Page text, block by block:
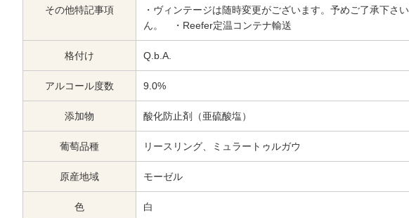
その他特記事項
・ヴィンテージは随時変更がございます。予めご了承下
ん。 ・Reefer定温コンテナ輸送
格付け Q.b.A.
アルコール度数 9.0%
添加物 酸化防止剤（亜硫酸塩）
葡萄品種 リースリング、ミュラートゥルガウ
原産地域 モーゼル
色 白